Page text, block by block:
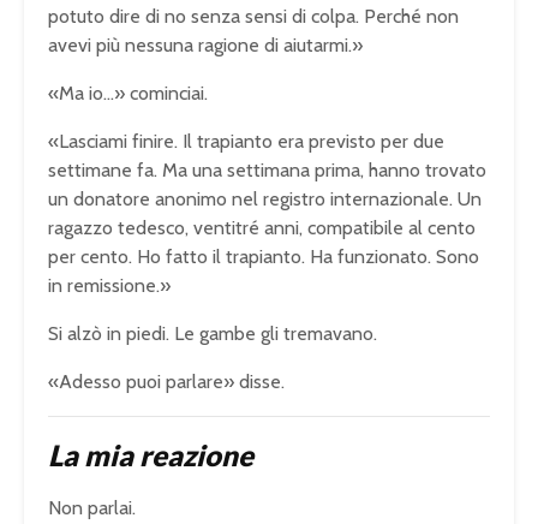
potuto dire di no senza sensi di colpa. Perché non
avevi più nessuna ragione di aiutarmi.»
«Ma io…» cominciai.
«Lasciami finire. Il trapianto era previsto per due
settimane fa. Ma una settimana prima, hanno trovato
un donatore anonimo nel registro internazionale. Un
ragazzo tedesco, ventitré anni, compatibile al cento
per cento. Ho fatto il trapianto. Ha funzionato. Sono
in remissione.»
Si alzò in piedi. Le gambe gli tremavano.
«Adesso puoi parlare» disse.
La mia reazione
Non parlai.